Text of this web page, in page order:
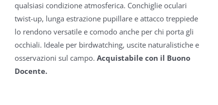
qualsiasi condizione atmosferica. Conchiglie oculari
twist-up, lunga estrazione pupillare e attacco treppiede
lo rendono versatile e comodo anche per chi porta gli
occhiali. Ideale per birdwatching, uscite naturalistiche e
osservazioni sul campo. Acquistabile con il Buono
Docente.